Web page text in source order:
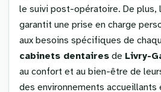
le suivi post-opératoire. De plus,
garantit une prise en charge
aux besoins spécifiques de
cabinets dentaires de Livry-
au confort et au bien-être de
des environnements